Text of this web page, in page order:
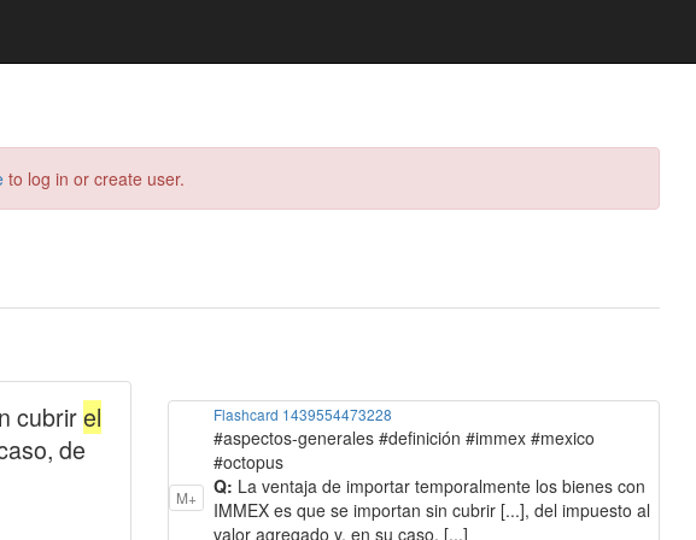
to log in or create user.
M+
Flashcard 1439554473228
#aspectos-generales #definición #immex #mexico
#octopus
Q: La ventaja de importar temporalmente los bienes con
IMMEX es que se importan sin cubrir [...], del impuesto al
valor agregado y, en su caso, [...]